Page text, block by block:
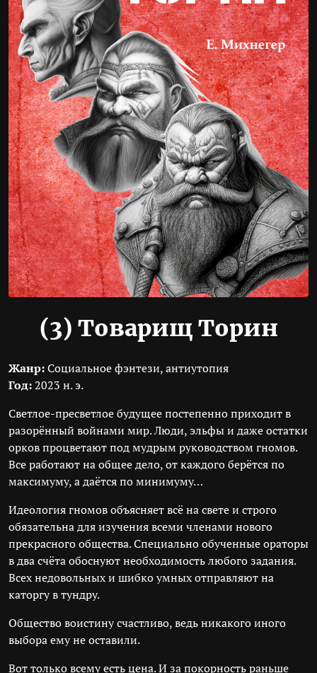
(3) Товарищ Торин
Жанр:Социальное фэнтези, антиутопия
Год:2023 н. э.
Светлое-пресветлое будущее постепенно приходит в
разорённый войнами мир. Люди, эльфы и даже остатки
орков процветают под мудрым руководством гномов.
Все работают на общее дело, от каждого берётся по
максимуму, а даётся по минимуму…
Идеология гномов объясняет всё на свете и строго
обязательна для изучения всеми членами нового
прекрасного общества. Специально обученные ораторы
в два счёта обоснуют необходимость любого задания.
Всех недовольных и шибко умных отправляют на
каторгу в тундру.
Общество воистину счастливо, ведь никакого иного
выбора ему не оставили.
Вот только всему есть цена. И за покорность раньше